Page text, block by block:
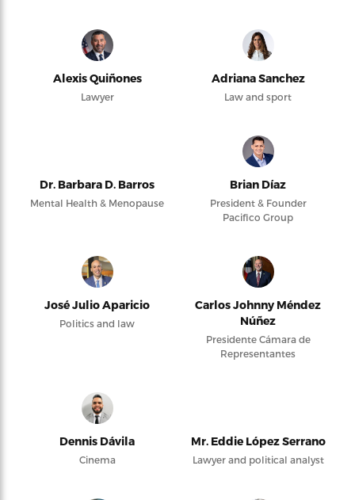
Alexis Quiñones
Lawyer
Adriana Sanchez
Law and sport
Dr. Barbara D. Barros
Mental Health & Menopause
Brian Díaz
President & Founder
Pacifico Group
José Julio Aparicio
Politics and law
Carlos Johnny Méndez
Núñez
Presidente Cámara de
Representantes
Dennis Dávila
Cinema
Mr. Eddie López Serrano
Lawyer and political analyst